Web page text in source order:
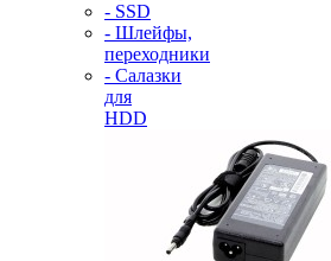
- SSD
- Шлейфы,
переходники
- Салазки
для
HDD